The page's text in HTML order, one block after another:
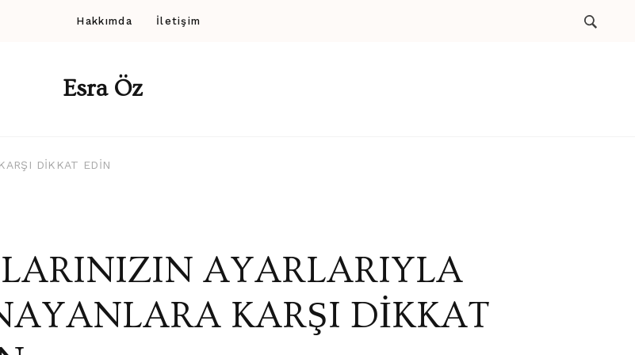
Hakkımda İletişim
Esra Öz
DİKKAT EDİN
AYARLARIYLA
KARŞI DİKKAT